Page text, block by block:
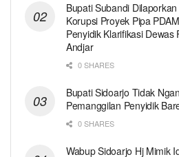
Bupati Subandi
Korupsi Proyek Pipa
Penyidik Klarifikasi
Andjar
0 SHARES
Bupati Sidoarjo Tidak
Pemanggilan Penyidik
0 SHARES
Wabup Sidoarjo Hj Mimik